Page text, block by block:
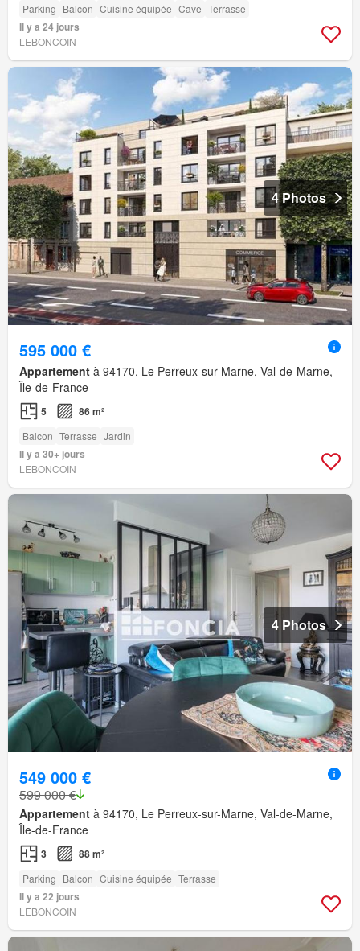
Parking Balcon Cuisine équipée Cave Terrasse
Il y a 24 jours
LEBONCOIN
4 Photos
595 000 €
Appartement à 94170, Le Perreux-sur-Marne, Val-de-Marne,
Île-de-France
5 86 m²
Balcon Terrasse Jardin
Il y a 30+ jours
LEBONCOIN
4 Photos
549 000 €
599 000 €
Appartement à 94170, Le Perreux-sur-Marne, Val-de-Marne,
Île-de-France
3 88 m²
Parking Balcon Cuisine équipée Terrasse
Il y a 22 jours
LEBONCOIN